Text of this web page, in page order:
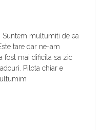
Suntem multumiti de ea
tare dar ne-am
fost mai dificila sa zic
Pilota chiar e